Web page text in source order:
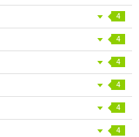
4
4
4
4
4
4